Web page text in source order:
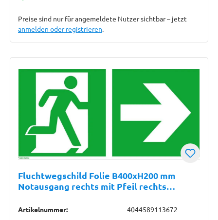
Preise sind nur für angemeldete Nutzer sichtbar – jetzt
anmelden oder registrieren.
Fluchtwegschild Folie B400xH200 mm
Notausgang rechts mit Pfeil rechts
Artikelnummer: 4044589113672